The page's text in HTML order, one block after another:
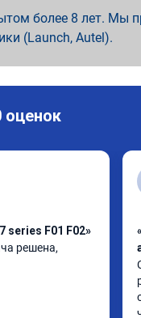
более 8 лет. Мы
(Launch, Autel).
оценок
series F01 F02»
решена,